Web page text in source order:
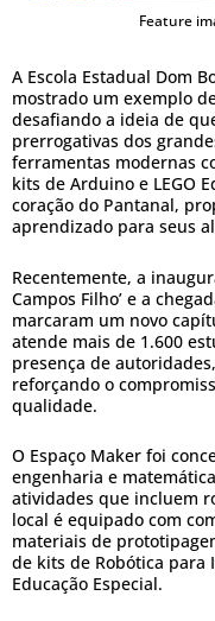
Feature
A Escola Estadual Dom
mostrado um exemplo
desafiando a ideia de
prerrogativas dos
ferramentas modernas
kits de Arduino e LEGO
coração do Pantanal,
aprendizado para seus
Recentemente, a
Campos Filho’ e a
marcaram um novo
atende mais de 1.600
presença de
reforçando o
qualidade.
O Espaço Maker foi
engenharia e
atividades que incluem
local é equipado com
materiais de
de kits de Robótica para
Educação Especial.